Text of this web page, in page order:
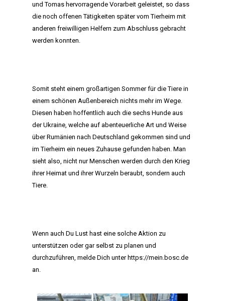
und Tomas hervorragende Vorarbeit geleistet, so dass
die noch offenen Tätigkeiten später vom Tierheim mit
anderen freiwilligen Helfern zum Abschluss gebracht
werden konnten.
Somit steht einem großartigen Sommer für die Tiere in
einem schönen Außenbereich nichts mehr im Wege.
Diesen haben hoffentlich auch die sechs Hunde aus
der Ukraine, welche auf abenteuerliche Art und Weise
über Rumänien nach Deutschland gekommen sind und
im Tierheim ein neues Zuhause gefunden haben. Man
sieht also, nicht nur Menschen werden durch den Krieg
ihrer Heimat und ihrer Wurzeln beraubt, sondern auch
Tiere.
Wenn auch Du Lust hast eine solche Aktion zu
unterstützen oder gar selbst zu planen und
durchzuführen, melde Dich unter https://mein.bosc.de
an.
MANIFEST
AKTIVITÄTEN
CLUB